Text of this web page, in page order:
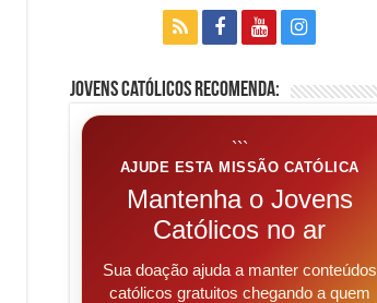
Jovens Católicos Recomenda:
```
AJUDE ESTA MISSÃO CATÓLICA
Mantenha o Jovens
Católicos no ar
Sua doação ajuda a manter conteúdos
católicos gratuitos chegando a quem